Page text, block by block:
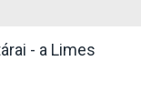
- a Limes